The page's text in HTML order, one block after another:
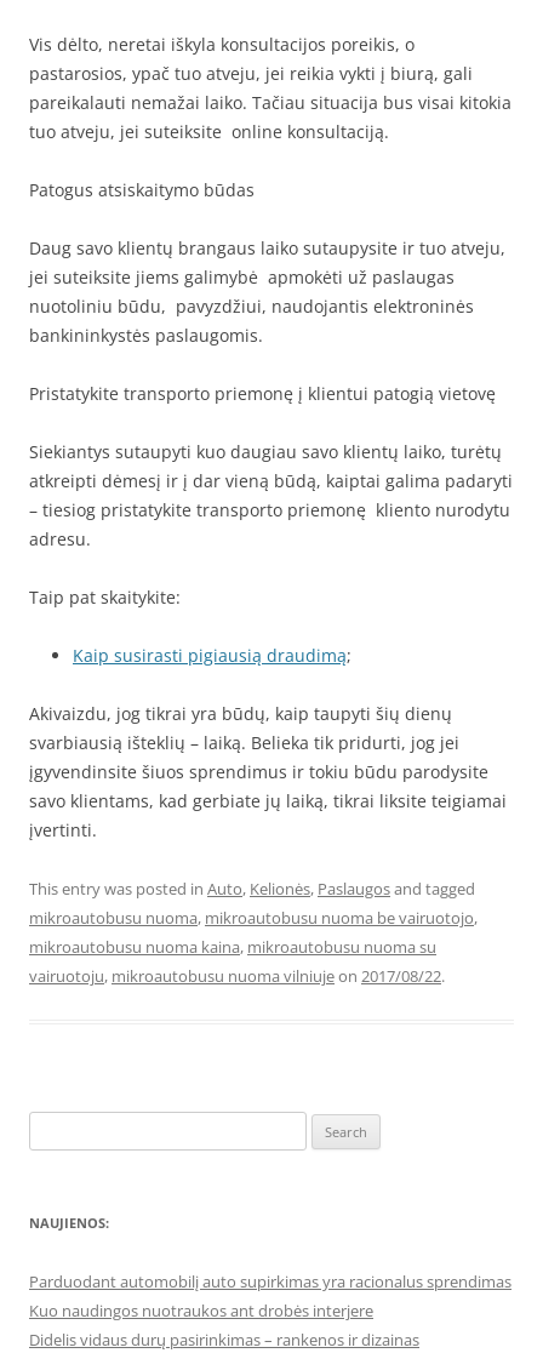
Vis dėlto, neretai iškyla konsultacijos poreikis, o
pastarosios, ypač tuo atveju, jei reikia vykti į biurą, gali
pareikalauti nemažai laiko. Tačiau situacija bus visai kitokia
tuo atveju, jei suteiksite online konsultaciją.
Patogus atsiskaitymo būdas
Daug savo klientų brangaus laiko sutaupysite ir tuo atveju,
jei suteiksite jiems galimybė apmokėti už paslaugas
nuotoliniu būdu, pavyzdžiui, naudojantis elektroninės
bankininkystės paslaugomis.
Pristatykite transporto priemonę į klientui patogią vietovę
Siekiantys sutaupyti kuo daugiau savo klientų laiko, turėtų
atkreipti dėmesį ir į dar vieną būdą, kaiptai galima padaryti
– tiesiog pristatykite transporto priemonę kliento nurodytu
adresu.
Taip pat skaitykite:
Kaip susirasti pigiausią draudimą;
Akivaizdu, jog tikrai yra būdų, kaip taupyti šių dienų
svarbiausią išteklių – laiką. Belieka tik pridurti, jog jei
įgyvendinsite šiuos sprendimus ir tokiu būdu parodysite
savo klientams, kad gerbiate jų laiką, tikrai liksite teigiamai
įvertinti.
This entry was posted in Auto, Kelionės, Paslaugosand tagged
mikroautobusu nuoma, mikroautobusu nuoma be vairuotojo,
mikroautobusu nuoma kaina, mikroautobusu nuoma su
vairuotoju, mikroautobusu nuoma vilniujeon 2017/08/22.
for:
NAUJIENOS:
Parduodant automobilį auto supirkimas yra racionalus sprendimas
Kuo naudingos nuotraukos ant drobės interjere
Didelis vidaus durų pasirinkimas – rankenos ir dizainas